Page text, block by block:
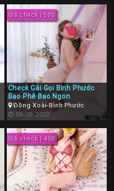
Giá check | 500
Check Gái Gọi Bình Phước
Bao Phê Bao Ngon
Đồng Xoài-Bình Phước
06-08-2022
Giá check | 400